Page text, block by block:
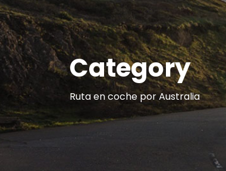
Category
Ruta en coche por Australia